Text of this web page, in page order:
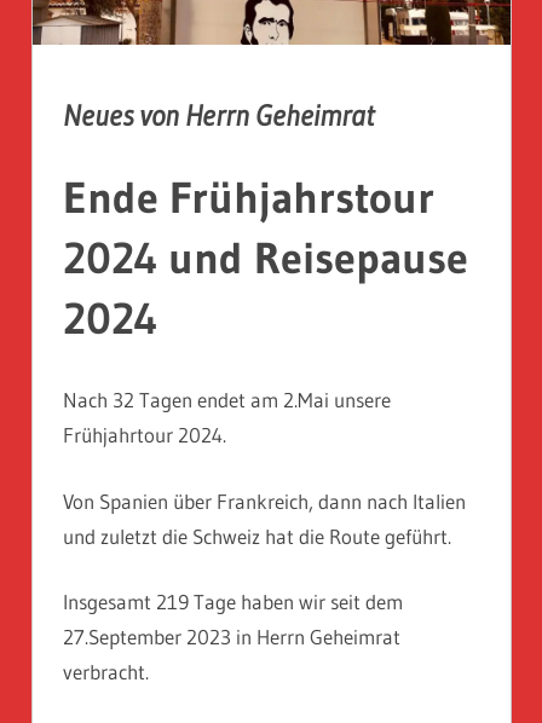
Neues von Herrn Geheimrat
Ende Frühjahrstour
2024 und Reisepause
2024
Nach 32 Tagen endet am 2.Mai unsere
Frühjahrtour 2024.
Von Spanien über Frankreich, dann nach Italien
und zuletzt die Schweiz hat die Route geführt.
Insgesamt 219 Tage haben wir seit dem
27.September 2023 in Herrn Geheimrat
verbracht.